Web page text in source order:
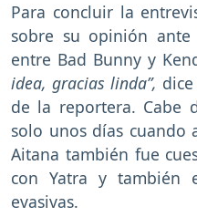
Para concluir la
sobre su opinión
entre Bad Bunny y
idea, gracias linda”,
de la reportera. Cabe
solo unos días cuando
Aitana también fue
con Yatra y también
evasivas.